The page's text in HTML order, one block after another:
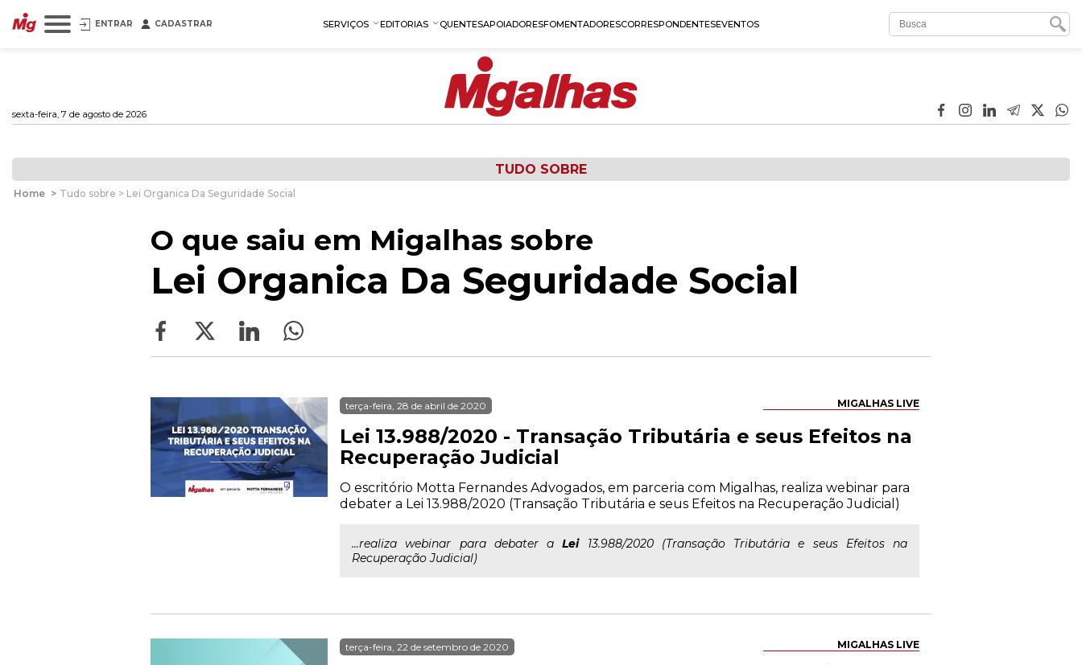
ENTRAR CADASTRAR SERVIÇOS EDITORIAS QUENTESAPOIADORESFOMENTADORESCORRESPONDENTESEVENTOS
sexta-feira, 7 de agosto de 2026
TUDO SOBRE
Home > Tudo sobre > Lei Organica Da Seguridade Social
O que saiu em Migalhas sobre
Lei Organica Da Seguridade Social
MIGALHAS LIVE
terça-feira, 28 de abril de 2020
Lei 13.988/2020 - Transação Tributária e seus Efeitos na
Recuperação Judicial
O escritório Motta Fernandes Advogados, em parceria com Migalhas, realiza webinar para
debater a Lei 13.988/2020 (Transação Tributária e seus Efeitos na Recuperação Judicial)
...realiza webinar para debater aLei13.988/2020 (Transação Tributária e seus Efeitos na
Recuperação Judicial)
MIGALHAS LIVE
terça-feira, 22 de setembro de 2020